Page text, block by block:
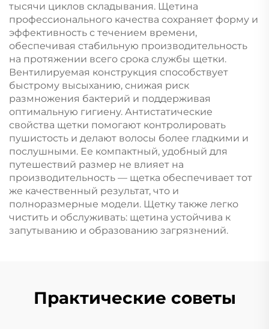
тысячи циклов складывания. Щетина
профессионального качества сохраняет форму и
эффективность с течением времени,
обеспечивая стабильную производительность
на протяжении всего срока службы щетки.
Вентилируемая конструкция способствует
быстрому высыханию, снижая риск
размножения бактерий и поддерживая
оптимальную гигиену. Антистатические
свойства щетки помогают контролировать
пушистость и делают волосы более гладкими и
послушными. Ее компактный, удобный для
путешествий размер не влияет на
производительность — щетка обеспечивает тот
же качественный результат, что и
полноразмерные модели. Щетку также легко
чистить и обслуживать: щетина устойчива к
запутыванию и образованию загрязнений.
Практические советы